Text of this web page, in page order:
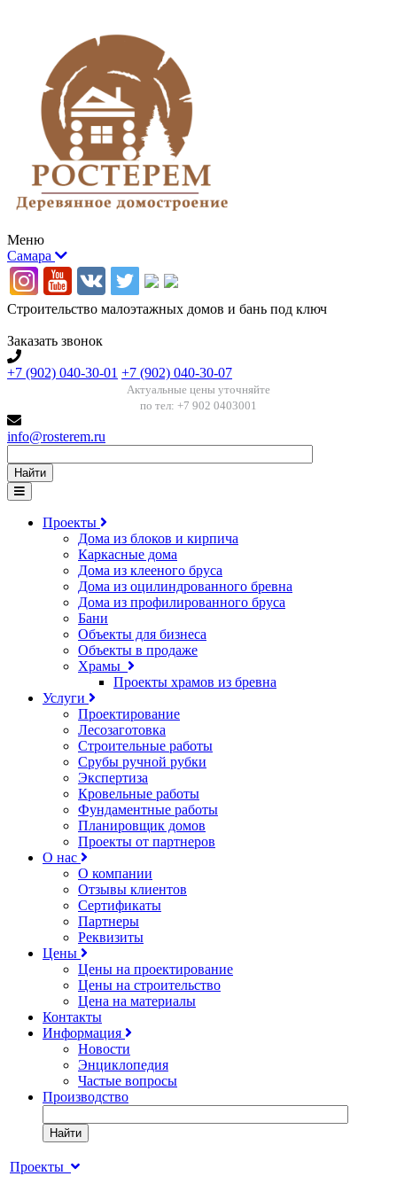
Меню
Самара
Строительство малоэтажных домов и бань под ключ
Заказать звонок
+7 (902) 040-30-01 +7 (902) 040-30-07
Актуальные цены уточняйте
по тел: +7 902 0403001
info@rosterem.ru
Найти
Проекты
Дома из блоков и кирпича
Каркасные дома
Дома из клееного бруса
Дома из оцилиндрованного бревна
Дома из профилированного бруса
Бани
Объекты для бизнеса
Объекты в продаже
Храмы
Проекты храмов из бревна
Услуги
Проектирование
Лесозаготовка
Строительные работы
Срубы ручной рубки
Экспертиза
Кровельные работы
Фундаментные работы
Планировщик домов
Проекты от партнеров
О нас
О компании
Отзывы клиентов
Сертификаты
Партнеры
Реквизиты
Цены
Цены на проектирование
Цены на строительство
Цена на материалы
Контакты
Информация
Новости
Энциклопедия
Частые вопросы
Производство
Найти
Проекты